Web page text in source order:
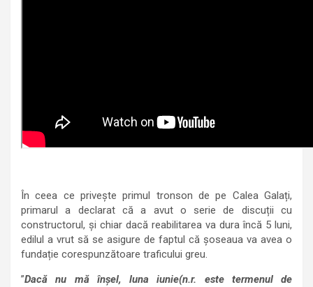
În ceea ce privește primul tronson de pe Calea Galați,
primarul a declarat că a avut o serie de discuții cu
constructorul, și chiar dacă reabilitarea va dura încă 5 luni,
edilul a vrut să se asigure de faptul că șoseaua va avea o
fundație corespunzătoare traficului greu.
”Dacă nu mă înșel, luna iunie(n.r. este termenul de